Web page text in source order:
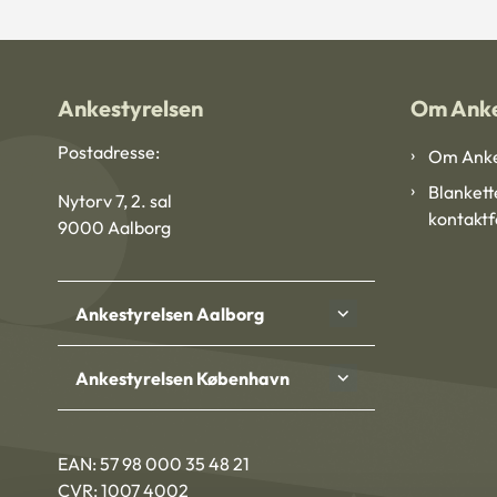
Ankestyrelsen
Postadresse:
Nytorv 7, 2. sal
9000 Aalborg
Ankestyrelsen Aalborg
Ankestyrelsen København
EAN: 57 98 000 35 48 21
CVR: 1007 4002
Om
Om